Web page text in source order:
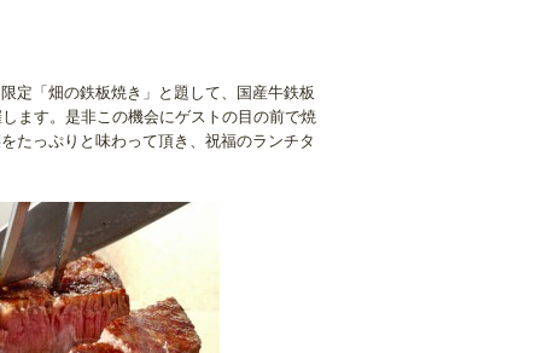
定「畑の鉄板焼き」と題して、国産牛鉄板
ます。是非この機会にゲストの目の前で焼
たっぷりと味わって頂き、祝福のランチタ